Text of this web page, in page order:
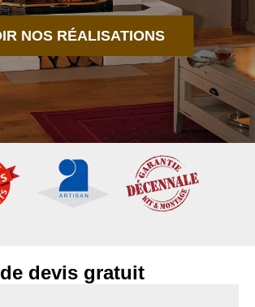
NOS RÉALISATIONS
devis gratuit